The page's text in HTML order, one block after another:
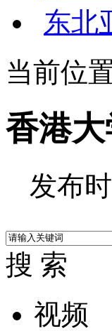
东北
当前位
香港
发布
搜 索
视频